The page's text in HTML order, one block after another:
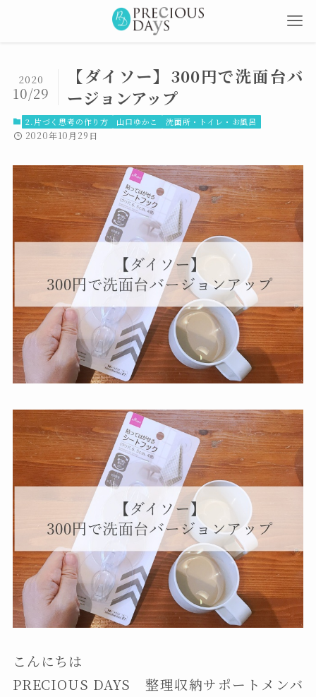
【ダイソー】300円で洗面台バ
ージョンアップ
2020
10/29
2.片づく思考の作り方 山口ゆかこ 洗面所・トイレ・お風呂
2020年10月29日
こんにちは
PRECIOUS DAYS 整理収納サポートメンバ